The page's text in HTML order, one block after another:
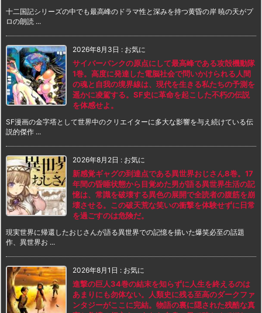
十二国記シリーズの中でも最高峰のドラマ性と深みを持つ黄昏の岸 暁の天がプ
ロの朗読 ...
2026年8月3日 : お気に
サイバーパンクの原点にして最高峰である攻殻機動隊
1巻。高度に発達した電脳社会で問いかけられる人間
の魂と自我の境界線は、現代を生きる私たちの予測を
遥かに凌駕する。SF史に革命を起こした不朽の伝説
を体感せよ。
SF漫画の金字塔として世界中のクリエイターに多大な影響を与え続けている伝
説的傑作 ...
2026年8月2日 : お気に
新感覚ギャグの到達点である異世界おじさん8巻。17
年間の昏睡状態から目覚めた男が語る異世界生活の記
憶は、常識を破壊する異色の展開で全読者の腹筋を崩
壊させる。この破天荒な笑いの衝撃を体験せずに日常
を過ごすのは危険だ。
現実世界に帰還したおじさんが語る異世界での記憶を描いた爆笑必至の話題
作、異世界お ...
2026年8月1日 : お気に
進撃の巨人34巻の結末を知らずに人生を終えるのは
あまりにも勿体ない。人類史に残る至高のダークファ
ンタジーがここに完結。物語の裏に隠された残酷な真